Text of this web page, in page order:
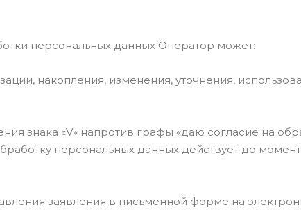
персональных данных Оператор может:
накопления, изменения, уточнения,
знака «V» напротив графы «даю согласие на
персональных данных действует до
заявления в письменной форме на